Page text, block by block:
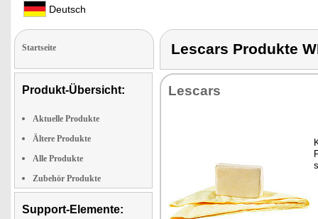
Deutsch
Startseite
Produkt-Übersicht:
Aktuelle Produkte
Ältere Produkte
Alle Produkte
Zubehör Produkte
Support-Elemente:
Lescars Produkte
Les­cars